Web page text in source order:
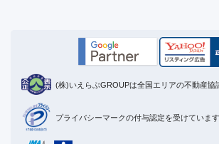
(株)いえらぶGROUPは全国エリアの不動産協
プライバシーマークの付与認定を受けています